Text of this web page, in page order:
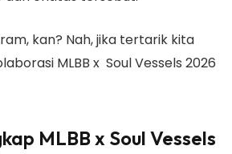
kan? Nah, jika tertarik kita
MLBB x Soul Vessels 2026
MLBB x Soul Vessels